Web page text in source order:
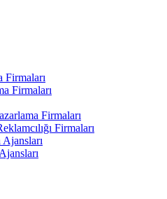
Firmaları
Firmaları
Firmaları
Firmaları